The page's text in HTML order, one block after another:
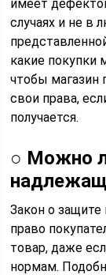
имеет
случаях и не в
какие покупки
чтобы магазин
свои права,
получается.
○ Можно
Закон о защите
право
товар, даже
нормам.